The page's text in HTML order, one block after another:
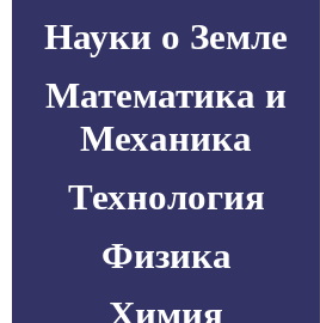
Науки о Земле
Математика и
Механика
Технология
Физика
Химия